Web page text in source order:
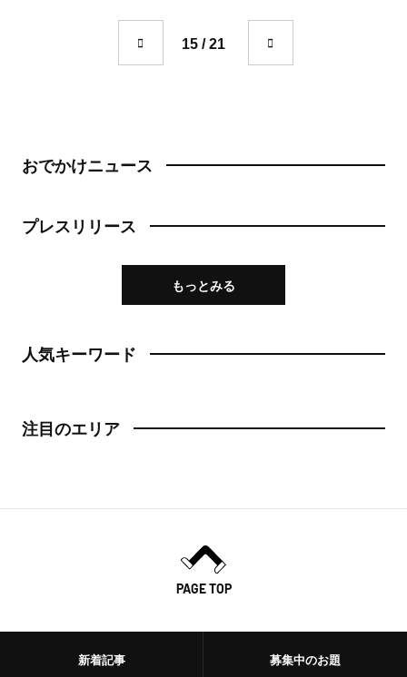
15 / 21
おでかけニュース
プレスリリース
もっとみる
人気キーワード
注目のエリア
PAGE TOP
新着記事 募集中のお題